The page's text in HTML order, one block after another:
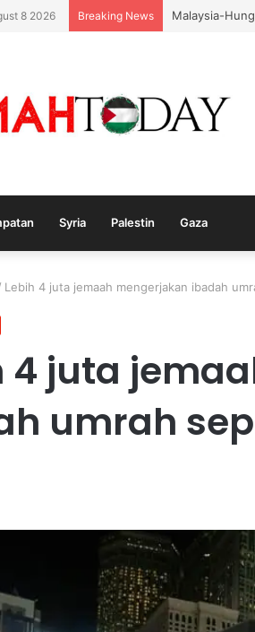
8 2026 Breaking News Ketua Mossad
Syria Palestin Gaza
Lebih 4 juta jemaah mengerjakan ibadah
4 juta
umrah